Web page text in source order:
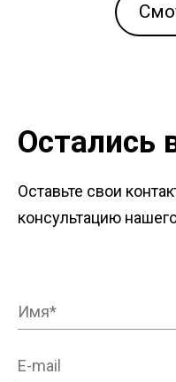
Остались
Оставьте свои
консультацию